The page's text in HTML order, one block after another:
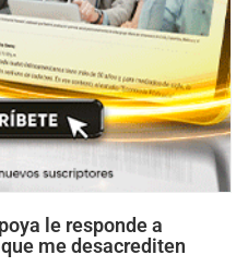
le responde a
me desacrediten